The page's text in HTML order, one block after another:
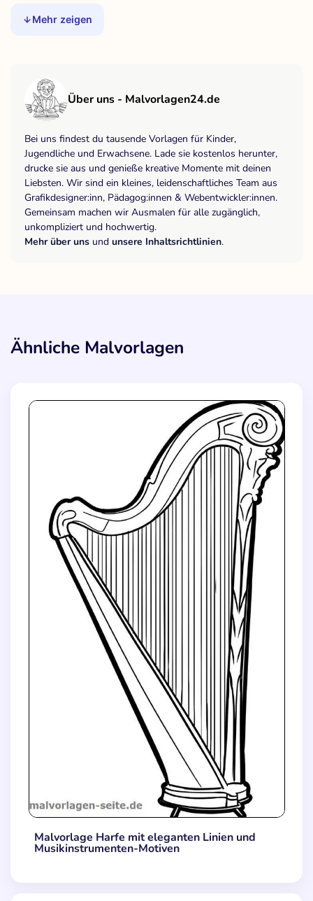
Mehr zeigen
Über uns - Malvorlagen24.de
Bei uns findest du tausende Vorlagen für Kinder,
Jugendliche und Erwachsene. Lade sie kostenlos herunter,
drucke sie aus und genieße kreative Momente mit deinen
Liebsten. Wir sind ein kleines, leidenschaftliches Team aus
Grafikdesigner:inn, Pädagog:innen & Webentwickler:innen.
Gemeinsam machen wir Ausmalen für alle zugänglich,
unkompliziert und hochwertig.
Mehr über uns und unsere Inhaltsrichtlinien.
Ähnliche Malvorlagen
Malvorlage Harfe mit eleganten Linien und
Musikinstrumenten-Motiven